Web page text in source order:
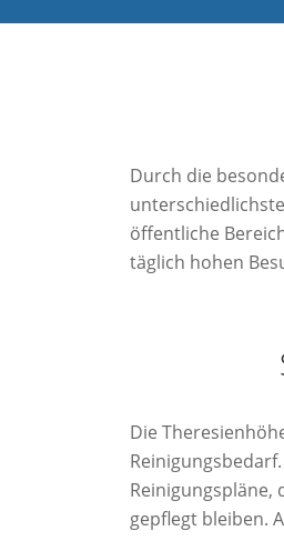
Durch die
öffentliche
täglich hohen
Die
gepflegt bleiben.